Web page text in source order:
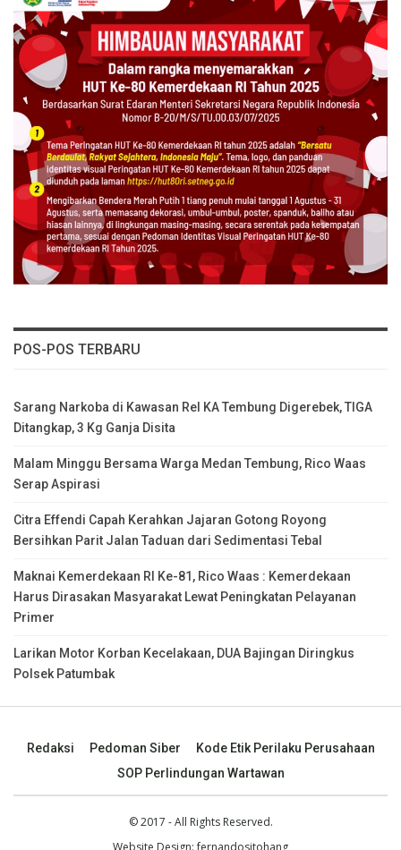
POS-POS TERBARU
Sarang Narkoba di Kawasan Rel KA Tembung Digerebek, TIGA
Ditangkap, 3 Kg Ganja Disita
Malam Minggu Bersama Warga Medan Tembung, Rico Waas
Serap Aspirasi
Citra Effendi Capah Kerahkan Jajaran Gotong Royong
Bersihkan Parit Jalan Taduan dari Sedimentasi Tebal
Maknai Kemerdekaan RI Ke-81, Rico Waas : Kemerdekaan
Harus Dirasakan Masyarakat Lewat Peningkatan Pelayanan
Primer
Larikan Motor Korban Kecelakaan, DUA Bajingan Diringkus
Polsek Patumbak
Redaksi Pedoman Siber
Kode Etik Perilaku Perusahaan
SOP Perlindungan Wartawan
© 2017 - All Rights Reserved.
Website Design:fernandositohang